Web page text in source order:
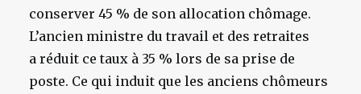
conserver 45 % de son allocation chômage.
L’ancien ministre du travail et des retraites
a réduit ce taux à 35 % lors de sa prise de
poste. Ce qui induit que les anciens chômeurs